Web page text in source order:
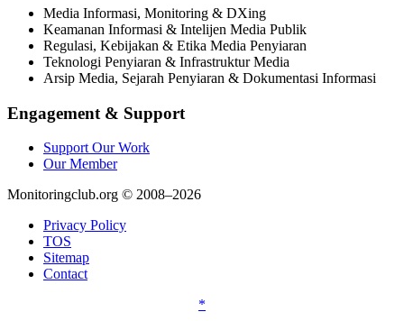
Media Informasi, Monitoring & DXing
Keamanan Informasi & Intelijen Media Publik
Regulasi, Kebijakan & Etika Media Penyiaran
Teknologi Penyiaran & Infrastruktur Media
Arsip Media, Sejarah Penyiaran & Dokumentasi Informasi
Engagement & Support
Support Our Work
Our Member
Monitoringclub.org © 2008–2026
Privacy Policy
TOS
Sitemap
Contact
*